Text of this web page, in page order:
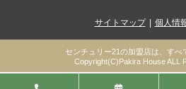
サイトマップ 個人情
センチュリー21の加盟店は、すべ
Copyright(C)Pakira House ALL